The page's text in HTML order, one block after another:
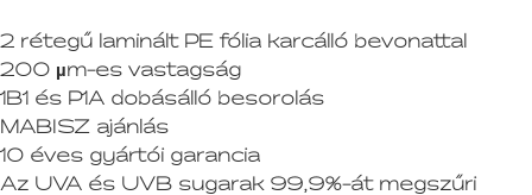
2 rétegű laminált PE fólia karcálló bevonattal
200 µm-es vastagság
1B1 és P1A dobásálló besorolás
MABISZ ajánlás
10 éves gyártói garancia
Az UVA és UVB sugarak 99,9%-át megszűri